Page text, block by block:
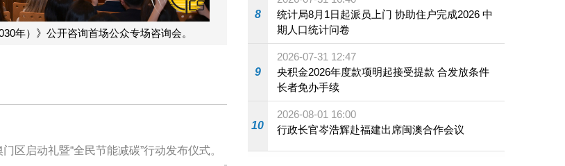
特别行政区经济和社会发展第三个五年规划（2026-2030年）》公开咨询首场公众专场咨询会。
区启动礼暨“全民节能减碳”行动发布仪式。
8
统计局8月1日起派员上门 协助住户完成2026 中
期人口统计问卷
9
2026-07-31 12:47
央积金2026年度款项明起接受提款 合发放条件
长者免办手续
10
2026-08-01 16:00
行政长官岑浩辉赴福建出席闽澳合作会议